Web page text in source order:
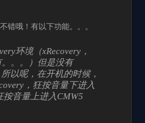
错哦！有以下功能。。。
环境（xRecovery，
。。）但是没有
以呢，在开机的时候，
，狂按音量下进入
按音量上进入CMW5